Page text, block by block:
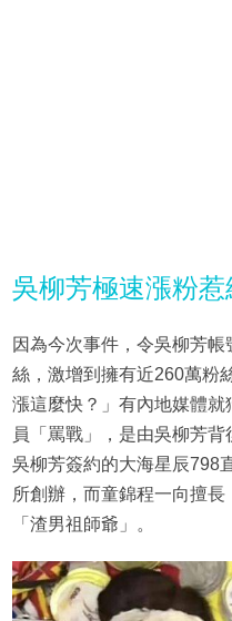
吳柳芳極速漲粉惹
因為今次事件，令吳柳芳
絲，激增到擁有近260萬粉
漲這麼快？」有內地媒體
員「罵戰」，是由吳柳芳
吳柳芳簽約的大海星辰798
所創辦，而童錦程一向擅
「渣男祖師爺」。